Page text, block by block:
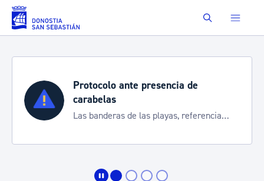
Saltar al contenido principal Buscar
Protocolo ante presencia de
carabelas
Las banderas de las playas, referencia